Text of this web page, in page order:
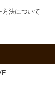
方法について